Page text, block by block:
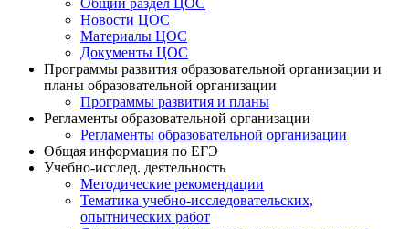
Общий раздел ЦОС
Новости ЦОС
Материалы ЦОС
Документы ЦОС
Программы развития образовательной организации и
планы образовательной организации
Программы развития и планы
Регламенты образовательной организации
Регламенты образовательной организации
Общая информация по ЕГЭ
Учебно-исслед. деятельность
Методические рекомендации
Тематика учебно-исследовательских,
опытнических работ